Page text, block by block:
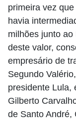
primeira vez
havia
milhões junto
deste valor,
empresário de
Segundo
presidente Lula,
Gilberto
de Santo André,